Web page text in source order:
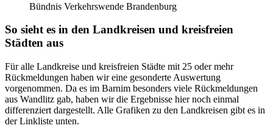
Bündnis Verkehrswende Brandenburg
So sieht es in den Landkreisen und kreisfreien
Städten aus
Für alle Landkreise und kreisfreien Städte mit 25 oder mehr
Rückmeldungen haben wir eine gesonderte Auswertung
vorgenommen. Da es im Barnim besonders viele Rückmeldungen
aus Wandlitz gab, haben wir die Ergebnisse hier noch einmal
differenziert dargestellt. Alle Grafiken zu den Landkreisen gibt es in
der Linkliste unten.